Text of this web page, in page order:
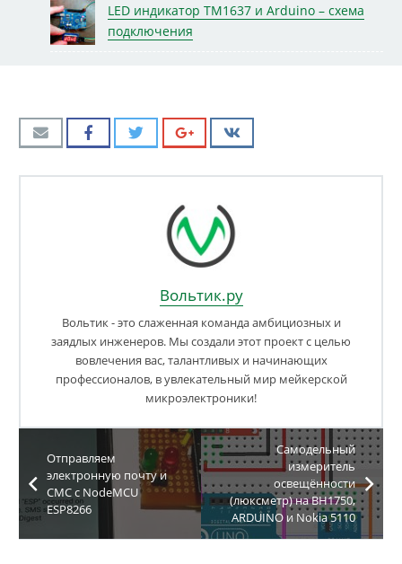
LED индикатор TM1637 и Arduino – схема
подключения
Вольтик.ру
Вольтик - это слаженная команда амбициозных и
заядлых инженеров. Мы создали этот проект с целью
вовлечения вас, талантливых и начинающих
профессионалов, в увлекательный мир мейкерской
микроэлектроники!
Отправляем
электронную почту и
СМС с NodeMCU
ESP8266
Самодельный
измеритель
освещённости
(люксметр) на BH1750,
ARDUINO и Nokia 5110